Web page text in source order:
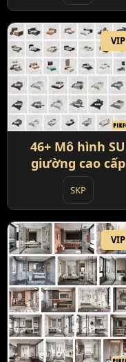
VIP
46+ Mô hình SU
giường cao cấp
SketchUp
SKP
VIP